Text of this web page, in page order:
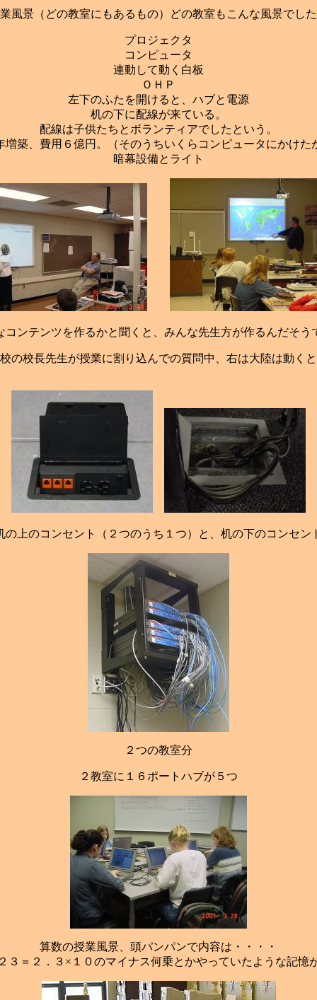
風景（どの教室にもあるもの）どの教室もこんな風景でし
プロジェクタ
コンピュータ
連動して動く白板
ＯＨＰ
左下のふたを開けると、ハブと電源
机の下に配線が来ている。
配線は子供たちとボランティアでしたという。
増築、費用６億円。（そのうちいくらコンピュータにかけた
暗幕設備とライト
コンテンツを作るかと聞くと、みんな先生方が作るんだそう
の校長先生が授業に割り込んでの質問中、右は大陸は動く
の上のコンセント（２つのうち１つ）と、机の下のコンセン
２つの教室分
２教室に１６ポートハブが５つ
算数の授業風景、頭パンパンで内容は・・・・
３＝２．３×１０のマイナス何乗とかやっていたような記憶